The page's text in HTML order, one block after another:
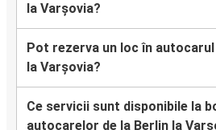
la Varșovia?
Pot rezerva un loc în
la Varșovia?
Ce servicii sunt disponibile la
autocarelor de la Berlin la